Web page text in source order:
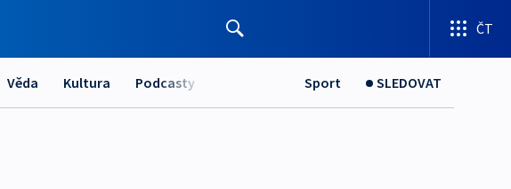
ČT
Věda Kultura Podcasty Sport SLEDOVAT